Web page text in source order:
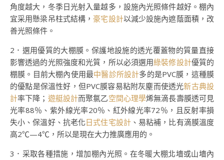
角度越大，冬季日光射入量越多，設施內光照條件越好。棚內
宜采用懸梁吊柱式結構， 豪宅設計以減少設施內遮蔭面積，改
善光照條件。
2．選用優質的大棚膜。保護地設施的透光覆蓋物的質量直接
影響透過的光照強度和光質，所以必須選用綠裝修設計優質的
棚膜。目前大棚內使用最中醫診所設計多的是PVC膜，這種膜
的優點是保溫性好，但PVC膜容易粘附灰塵而使透光新古典設
計率下降； 遊艇設計而聚氯乙空間心理學烯無滴長壽膜透可見
光率88％、紫外線光率20％、紅外線光率72％，且反射率損
失小、保溫好、抗老化日式住宅設計、易粘補，比有滴膜溫度
高2℃—4℃，所以是現在大力推廣應用的。
3．采取各種措施，增加棚內光照。在冬暖大棚北墻或山墻內